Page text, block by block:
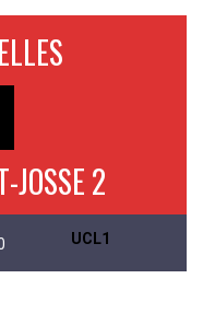
JOSSE 2
UCL1